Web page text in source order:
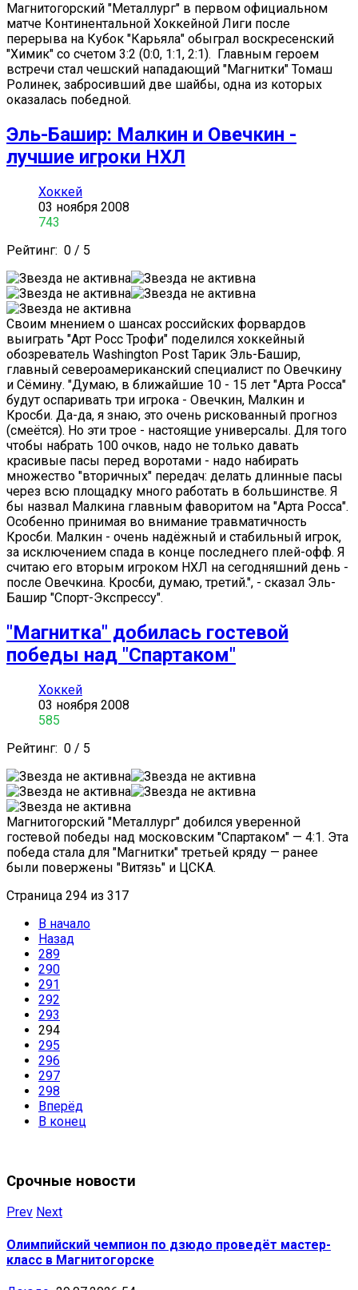
Магнитогорский "Металлург" в первом официальном
матче Континентальной Хоккейной Лиги после
перерыва на Кубок "Карьяла" обыграл воскресенский
"Химик" со счетом 3:2 (0:0, 1:1, 2:1). Главным героем
встречи стал чешский нападающий "Магнитки" Томаш
Ролинек, забросивший две шайбы, одна из которых
оказалась победной.
Эль-Башир: Малкин и Овечкин -
лучшие игроки НХЛ
Хоккей
03 ноября 2008
743
Рейтинг: 0 / 5
Своим мнением о шансах российских форвардов
выиграть "Арт Росс Трофи" поделился хоккейный
обозреватель Washington Post Тарик Эль-Башир,
главный североамериканский специалист по Овечкину
и Сёмину. "Думаю, в ближайшие 10 - 15 лет "Арта Росса"
будут оспаривать три игрока - Овечкин, Малкин и
Кросби. Да-да, я знаю, это очень рискованный прогноз
(смеётся). Но эти трое - настоящие универсалы. Для того
чтобы набрать 100 очков, надо не только давать
красивые пасы перед воротами - надо набирать
множество "вторичных" передач: делать длинные пасы
через всю площадку много работать в большинстве. Я
бы назвал Малкина главным фаворитом на "Арта Росса".
Особенно принимая во внимание травматичность
Кросби. Малкин - очень надёжный и стабильный игрок,
за исключением спада в конце последнего плей-офф. Я
считаю его вторым игроком НХЛ на сегодняшний день -
после Овечкина. Кросби, думаю, третий.", - сказал Эль-
Башир "Спорт-Экспрессу".
"Магнитка" добилась гостевой
победы над "Спартаком"
Хоккей
03 ноября 2008
585
Рейтинг: 0 / 5
Магнитогорский "Металлург" добился уверенной
гостевой победы над московским "Спартаком" — 4:1. Эта
победа стала для "Магнитки" третьей кряду — ранее
были повержены "Витязь" и ЦСКА.
Страница 294 из 317
В начало
Назад
289
290
291
292
293
294
295
296
297
298
Вперёд
В конец
Срочные новости
Prev Next
Олимпийский чемпион по дзюдо проведёт мастер-
класс в Магнитогорске